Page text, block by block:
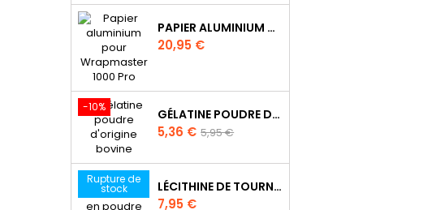
PAPIER ALUMINIUM POUR WRAPMASTER 1000 PRO - 34C27
Prix
20,95 €
-10% GÉLATINE POUDRE D'ORIGINE BOVINE
Prix
5,36 € Prix
base
5,95 €
Rupture de
stock LÉCITHINE DE TOURNESOL EN POUDRE
Prix
7,95 €